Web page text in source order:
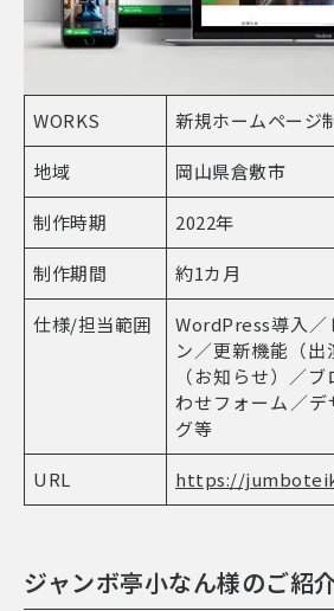
WORKS 新規ホームページ
地域 岡山県倉敷市
制作時期 2022年
制作期間 約1カ月
仕様/担当範囲
WordPress導入／
ン／更新機能（
（お知らせ）／
わせフォーム／デ
グ等
URL https://
ジャンボ亭小なん様のご紹